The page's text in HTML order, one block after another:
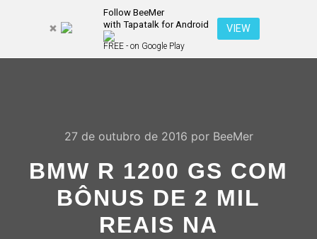
Follow BeeMer
with Tapatalk for Android
FREE - on Google Play
VIEW
27 de outubro de 2016 por BeeMer
BMW R 1200 GS COM
BÔNUS DE 2 MIL
REAIS NA